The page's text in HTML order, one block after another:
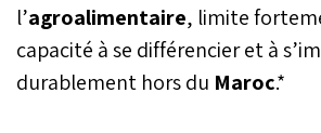
l’agroalimentaire, limite
capacité à se différencier et à
durablement hors du Maroc.*